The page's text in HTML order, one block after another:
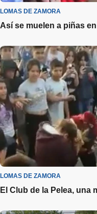
LOMAS DE ZAMORA
Así se muelen a piñas
LOMAS DE ZAMORA
El Club de la Pelea, una